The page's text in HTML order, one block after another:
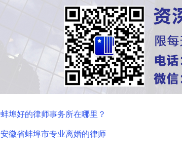
蚌埠好的律师事务所在哪里？
安徽省蚌埠市专业离婚的律师